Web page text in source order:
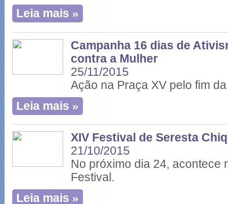
Leia mais »
Campanha 16 dias de
contra a Mulher
25/11/2015
Ação na Praça XV pelo fim
Leia mais »
XIV Festival de Seresta
21/10/2015
No próximo dia 24, acontece
Festival.
Leia mais »